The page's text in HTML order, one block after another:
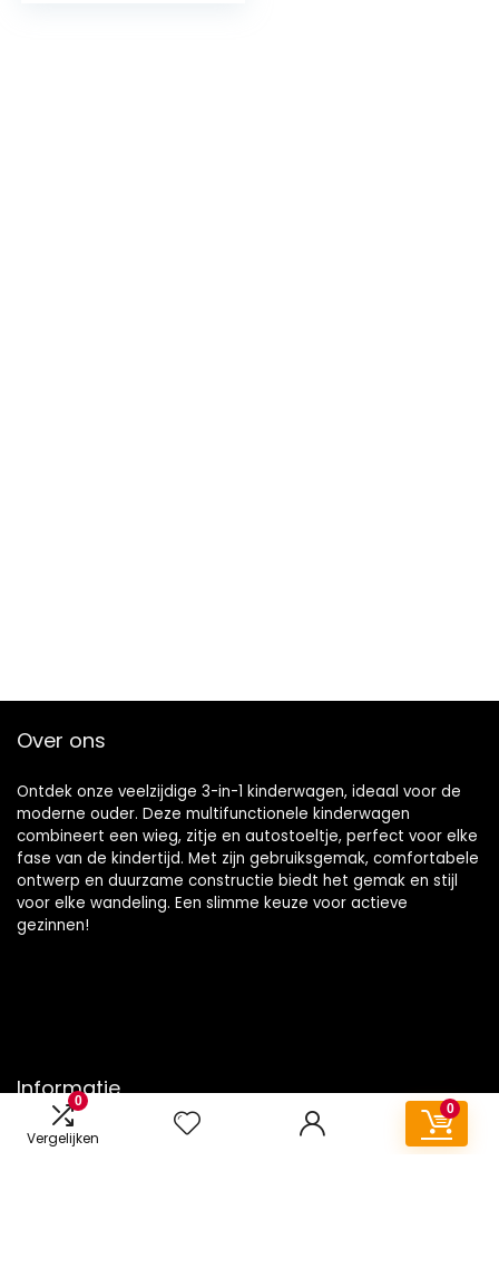
0
Vergelijken
0
Over ons
Ontdek onze veelzijdige 3-in-1 kinderwagen, ideaal voor de
moderne ouder. Deze multifunctionele kinderwagen
combineert een wieg, zitje en autostoeltje, perfect voor elke
fase van de kindertijd. Met zijn gebruiksgemak, comfortabele
ontwerp en duurzame constructie biedt het gemak en stijl
voor elke wandeling. Een slimme keuze voor actieve
gezinnen!
Informatie
Contact